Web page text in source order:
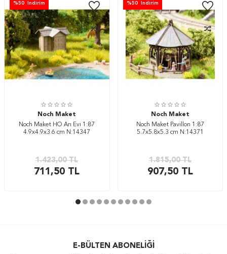
%50 İndirim
Noch Maket
Noch Maket HO Arı Evi 1:87
4.9x4.9x3.6 cm N:14347
1.423,00TL
711,50 TL
%50İndirim
Noch Maket
Noch Maket Pavillon 1:87
5.7x5.8x5.3 cm N:14371
1.815,00TL
907,50TL
E-BÜLTEN ABONELIĞI